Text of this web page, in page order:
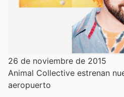
26 de noviembre de 2015
Animal Collective estrenan
aeropuerto